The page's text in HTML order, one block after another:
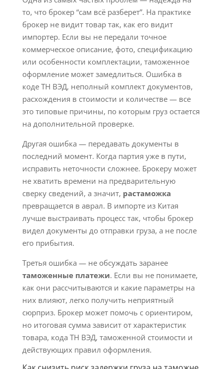
то, что брокер “сам всё разберет”. На практике
брокер не видит товар так, как его видит
импортер. Если вы не передали точное
коммерческое описание, фото, спецификацию
или особенности комплектации, таможенное
оформление может замедлиться. Ошибка в
коде ТН ВЭД, неполный комплект документов,
расхождения в стоимости и количестве — все
это типовые причины, по которым груз остается
на дополнительной проверке.
Другая ошибка — передавать документы в
последний момент. Когда партия уже в пути,
исправить неточности сложнее. Брокеру может
не хватить времени на предварительную
сверку сведений, а значит, растаможка
превращается в аврал. В импорте из Китая
лучше выстраивать процесс так, чтобы брокер
видел документы до отправки груза, а не после
его прибытия.
Третья ошибка — не обсуждать заранее
таможенные платежи. Если вы не понимаете,
как они рассчитываются и какие параметры на
них влияют, легко получить неприятный
сюрприз. Брокер может помочь с ориентиром,
но итоговая сумма зависит от характеристик
товара, кода ТН ВЭД, таможенной стоимости и
действующих правил оформления.